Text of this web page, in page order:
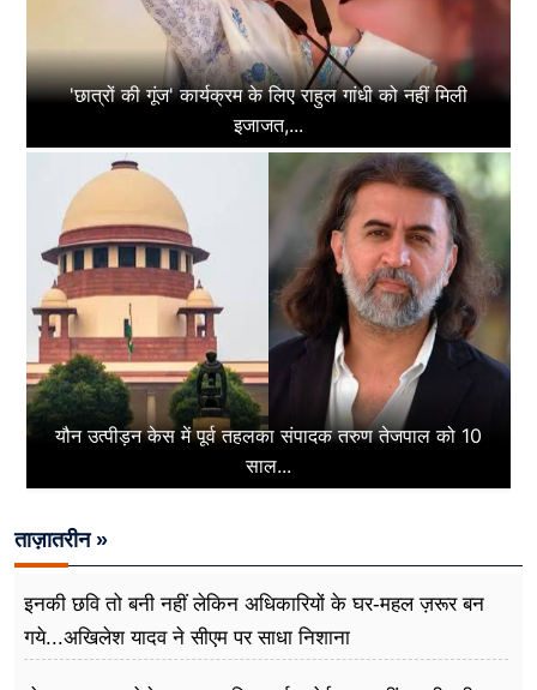
'छात्रों की गूंज' कार्यक्रम के लिए राहुल गांधी को नहीं मिली
इजाजत,...
यौन उत्पीड़न केस में पूर्व तहलका संपादक तरुण तेजपाल को 10
साल...
ताज़ातरीन »
इनकी छवि तो बनी नहीं लेकिन अधिकारियों के घर-महल ज़रूर बन
गये...अखिलेश यादव ने सीएम पर साधा​ निशाना